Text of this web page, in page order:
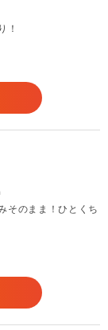
！
そのまま！ひとくち